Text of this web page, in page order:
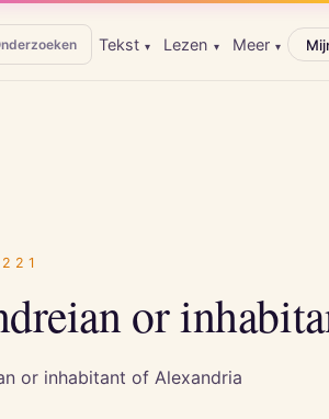
Tekst ▾ Lezen ▾ Meer ▾
or
or inhabitant of Alexandria